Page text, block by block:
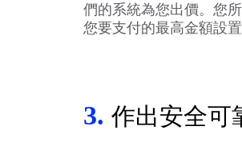
們的系統為您出價。您
您要支付的最高金額設
3. 作出安全可